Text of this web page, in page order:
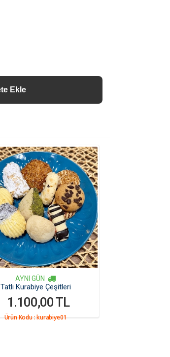
AYNI GÜN
Tatlı Kurabiye Çeşitleri
1.100,00 TL
Ürün Kodu :kurabiye01